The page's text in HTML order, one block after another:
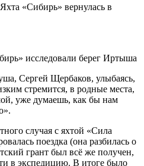
исследовали берег Иртыша
Сергей Щербаков, улыбаясь,
стремится, в родные места,
уже думаешь, как бы нам
случая с яхтой «Сила
поездка (она разбилась о
грант был всё же получен,
в экспедицию. В итоге было